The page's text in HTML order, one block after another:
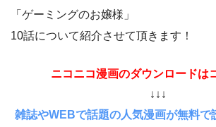
「ゲーミングのお嬢様」
10話について紹介させて頂きます！
ニコニコ漫画のダウンロードは
↓↓↓
雑誌やWEBで話題の人気漫画が無料で